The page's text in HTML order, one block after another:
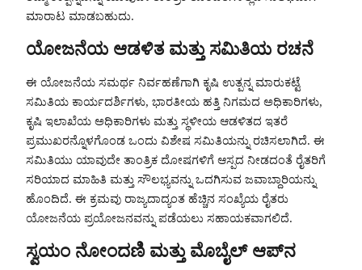
ಮಾರಾಟ ಮಾಡಬಹುದು.
ಯೋಜನೆಯ ಆಡಳಿತ ಮತ್ತು ಸಮಿತಿಯ ರಚನೆ
ಈ ಯೋಜನೆಯ ಸಮರ್ಥ ನಿರ್ವಹಣೆಗಾಗಿ ಕೃಷಿ ಉತ್ಪನ್ನ ಮಾರುಕಟ್ಟೆ
ಸಮಿತಿಯ ಕಾರ್ಯದರ್ಶಿಗಳು, ಭಾರತೀಯ ಹತ್ತಿ ನಿಗಮದ ಅಧಿಕಾರಿಗಳು,
ಕೃಷಿ ಇಲಾಖೆಯ ಅಧಿಕಾರಿಗಳು ಮತ್ತು ಸ್ಥಳೀಯ ಆಡಳಿತದ ಇತರೆ
ಪ್ರಮುಖರನ್ನೊಳಗೊಂಡ ಒಂದು ವಿಶೇಷ ಸಮಿತಿಯನ್ನು ರಚಿಸಲಾಗಿದೆ. ಈ
ಸಮಿತಿಯು ಯಾವುದೇ ತಾಂತ್ರಿಕ ದೋಷಗಳಿಗೆ ಆಸ್ಪದ ನೀಡದಂತೆ ರೈತರಿಗೆ
ಸರಿಯಾದ ಮಾಹಿತಿ ಮತ್ತು ಸೌಲಭ್ಯವನ್ನು ಒದಗಿಸುವ ಜವಾಬ್ದಾರಿಯನ್ನು
ಹೊಂದಿದೆ. ಈ ಕ್ರಮವು ರಾಜ್ಯದಾದ್ಯಂತ ಹೆಚ್ಚಿನ ಸಂಖ್ಯೆಯ ರೈತರು
ಯೋಜನೆಯ ಪ್ರಯೋಜನವನ್ನು ಪಡೆಯಲು ಸಹಾಯಕವಾಗಲಿದೆ.
ಸ್ವಯಂ ನೋಂದಣಿ ಮತ್ತು ಮೊಬೈಲ್ ಆಪ್‌ನ